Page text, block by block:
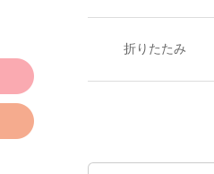
折りたたみ